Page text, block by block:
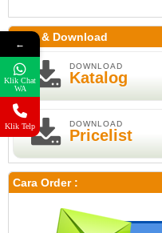
Print & Download
DOWNLOAD
Katalog
DOWNLOAD
Pricelist
Cara Order :
←
Klik Chat
WA
Klik Telp